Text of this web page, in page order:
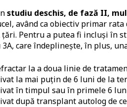
studiu deschis, de fază II,
având ca obiectiv primar
Pentru a putea fi incluși în
3A, care îndeplinește, în plus,
la a doua linie de
la mai puțin de 6 luni de la
în timpul sau în primele 6
după transplant autolog de